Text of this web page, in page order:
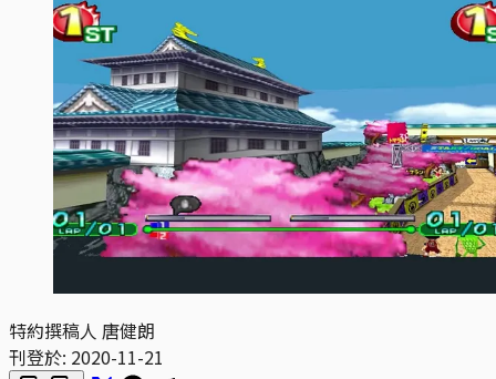
特約撰稿人 唐健朗
刊登於: 2020-11-21